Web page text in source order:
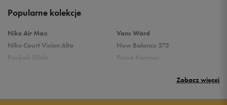
Popularne kolekcje
Nike Air Max
Nike Court Vision Alta
Vans Ward
New Balance 373
Zobacz więcej